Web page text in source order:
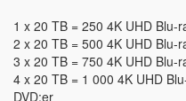
1 x 20 TB = 250 4K UHD Blu-
2 x 20 TB = 500 4K UHD Blu-
3 x 20 TB = 750 4K UHD Blu-
4 x 20 TB = 1 000 4K UHD
DVD:er